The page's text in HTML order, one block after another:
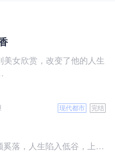
美女欣赏，改变了他的人生
现代都市 完结
凌志远遭上司打压，遇红颜奚落，人生陷入低谷，上帝在关上一扇门的同时，势必会留下一扇窗，面对稍纵即逝的机会，他果断出手了……